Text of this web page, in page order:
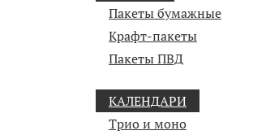
Пакеты бумажные
Крафт-пакеты
Пакеты ПВД
КАЛЕНДАРИ
Трио и моно